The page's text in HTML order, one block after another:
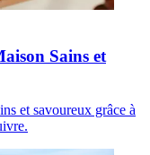
Sains et
et savoureux grâce à